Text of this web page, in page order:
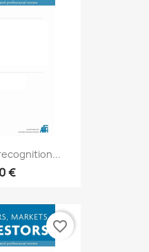
€
favorite_border